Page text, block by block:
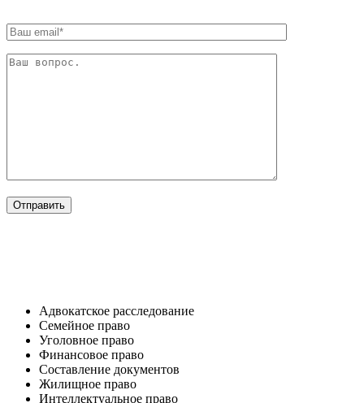
Адвокатское расследование
Семейное право​
Уголовное право​
Финансовое право
Составление документов​
Жилищное право​
Интеллектуальное право